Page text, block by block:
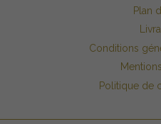
Plan
Conditions
Politique de